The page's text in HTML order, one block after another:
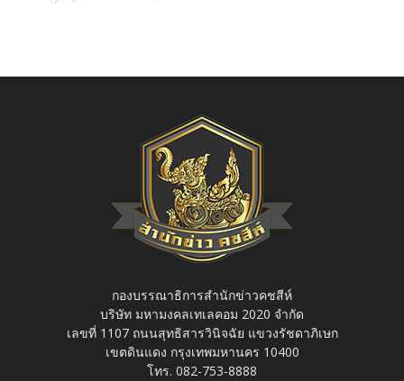
กองบรรณาธิการสำนักข่าวคชสีห์
บริษัท มหามงคลเทเลคอม 2020 จำกัด
เลขที่ 1107 ถนนสุทธิสารวินิจฉัย แขวงรัชดาภิเษก
เขตดินแดง กรุงเทพมหานคร 10400
โทร. 082-753-8888